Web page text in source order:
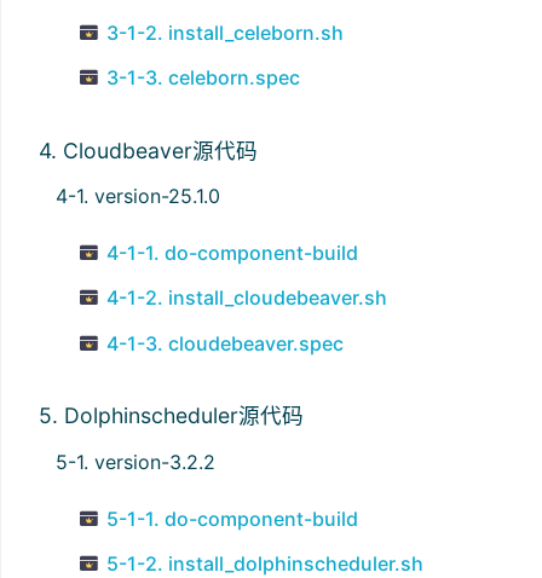
3-1-2. install_celeborn.sh
3-1-3. celeborn.spec
4. Cloudbeaver源代码
4-1. version-25.1.0
4-1-1. do-component-build
4-1-2. install_cloudebeaver.sh
4-1-3. cloudebeaver.spec
5. Dolphinscheduler源代码
5-1. version-3.2.2
5-1-1. do-component-build
5-1-2. install_dolphinscheduler.sh